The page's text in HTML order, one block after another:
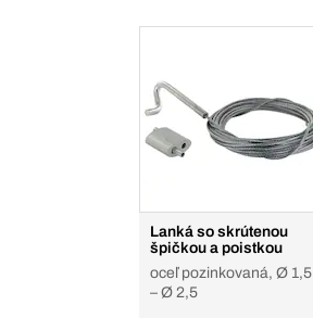
Lanká so skrútenou
špičkou a poistkou
oceľ pozinkovaná, Ø 1,5
– Ø 2,5